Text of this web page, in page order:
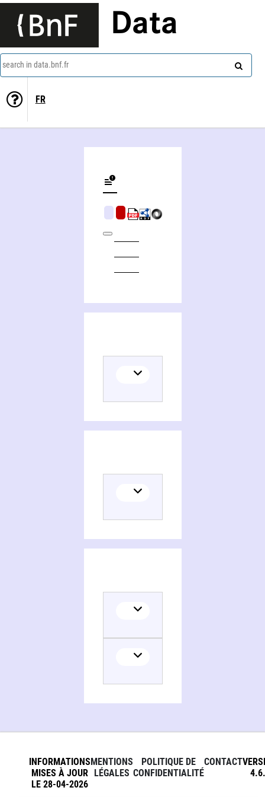
Data
search in data.bnf.fr
FR
INFORMATIONS
MISES À JOUR
LE 28-04-2026
MENTIONS
LÉGALES
POLITIQUE DE
CONFIDENTIALITÉ
CONTACT